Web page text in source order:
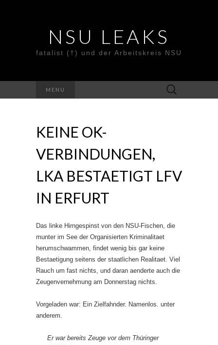
NSU LEAKS
fatalist (†) und der Arbeitskreis NSU
MENU
Suche
nach:
KEINE OK-
VERBINDUNGEN,
LKA BESTAETIGT LFV
IN ERFURT
Das linke Hirngespinst von den NSU-Fischen, die
munter im See der Organisierten Kriminalitaet
herumschwammen, findet wenig bis gar keine
Bestaetigung seitens der staatlichen Realitaet. Viel
Rauch um fast nichts, und daran aenderte auch die
Zeugenvernehmung am Donnerstag nichts.
Vorgeladen war: Ein Zielfahnder. Namenlos. unter
anderem.
Er war bereits Zeuge vor dem Thüringer